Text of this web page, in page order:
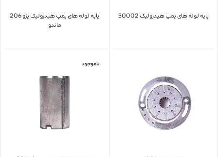
پایه لوله های پمپ هیدرولیک 30002
پایه لوله های پمپ هیدرولیک پژو 206
ماندو
ناموجود